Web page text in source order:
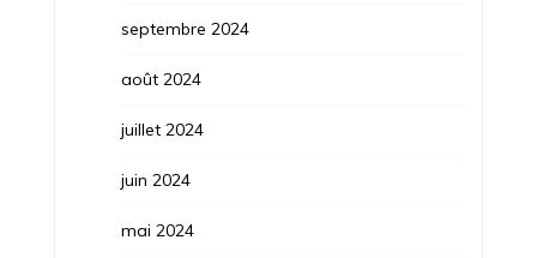
septembre 2024
août 2024
juillet 2024
juin 2024
mai 2024